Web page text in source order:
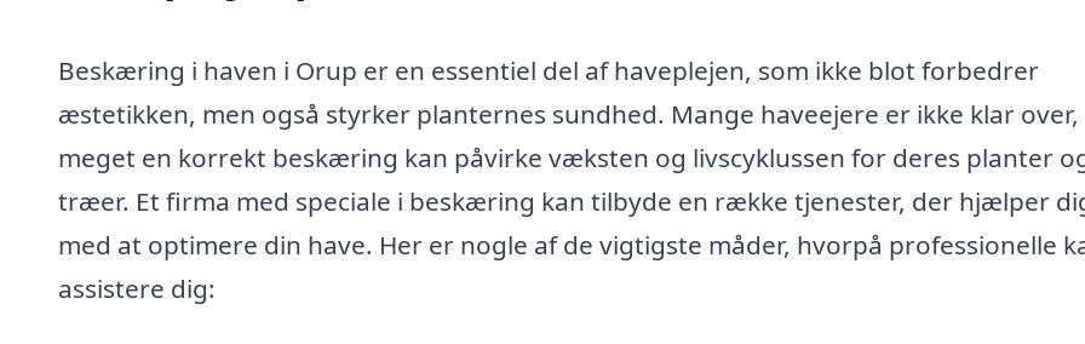
Beskæring i haven i Orup er en essentiel del af haveplejen, som ikke blot forbedrer
æstetikken, men også styrker planternes sundhed. Mange haveejere er ikke klar
meget en korrekt beskæring kan påvirke væksten og livscyklussen for deres planter
træer. Et firma med speciale i beskæring kan tilbyde en række tjenester, der hjælper
med at optimere din have. Her er nogle af de vigtigste måder, hvorpå professionelle
assistere dig: